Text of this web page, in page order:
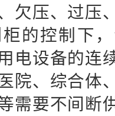
欠压、过压
的控制下
电设备的连
院、综合体
需要不间断